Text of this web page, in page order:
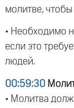
молитве,
• Необходимо
если это
людей.
00:59:30
• Молитва